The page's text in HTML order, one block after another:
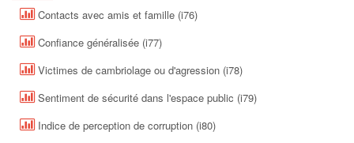
Contacts avec amis et famille (i76)
Confiance généralisée (i77)
Victimes de cambriolage ou d'agression (i78)
Sentiment de sécurité dans l'espace public (i79)
Indice de perception de corruption (i80)